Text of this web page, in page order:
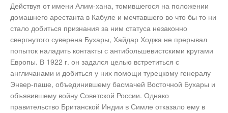
Действуя от имени Алим-хана, томившегося на положении
домашнего арестанта в Кабуле и мечтавшего во что бы то ни
стало добиться признания за ним статуса незаконно
свергнутого суверена Бухары, Хайдар Ходжа не прерывал
попыток наладить контакты с антибольшевистскими кругами
Европы. В 1922 г. он задался целью встретиться с
англичанами и добиться у них помощи турецкому генералу
Энвер-паше, объединившему басмачей Восточной Бухары и
объявившему войну Советской России. Однако
правительство Британской Индии в Симле отказало ему в